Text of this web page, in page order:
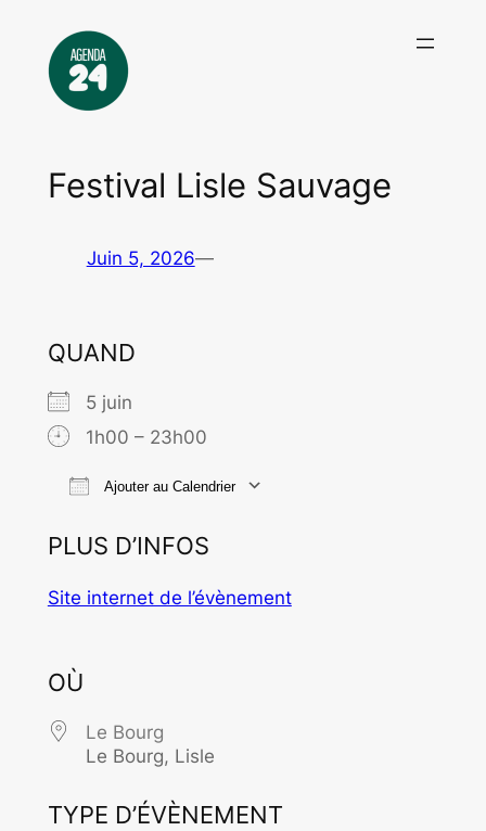
contenu
Festival Lisle Sauvage
Juin 5, 2026—
QUAND
5 juin
1h00 – 23h00
Ajouter au Calendrier
PLUS D’INFOS
Site internet de l’évènement
OÙ
Le Bourg
Le Bourg, Lisle
TYPE D’ÉVÈNEMENT